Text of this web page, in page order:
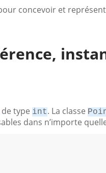
concevoir et
de type int. La classe
dans n’importe